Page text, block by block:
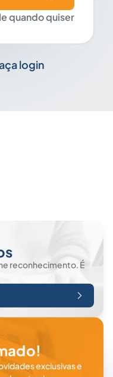
quando quiser
login
reconhecimento. É
exclusivas e